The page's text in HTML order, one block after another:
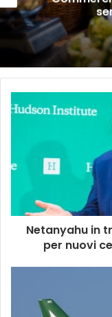
Netanyahu in
per nuovi